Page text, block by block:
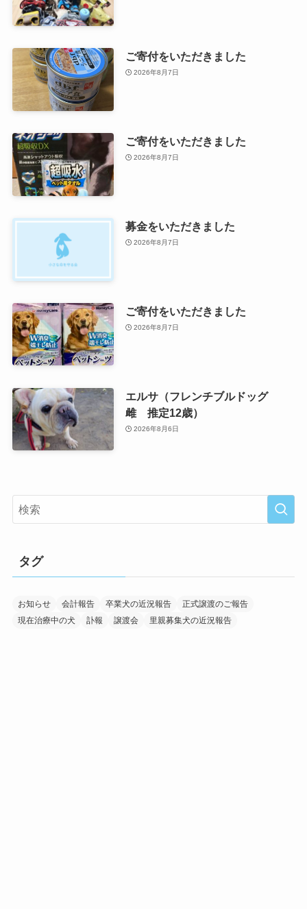
ご寄付をいただきました
2026年8月7日
ご寄付をいただきました
2026年8月7日
募金をいただきました
2026年8月7日
ご寄付をいただきました
2026年8月7日
エルサ（フレンチブルドッグ
雌 推定12歳）
2026年8月6日
タグ
お知らせ 会計報告 卒業犬の近況報告
正式譲渡のご報告
現在治療中の犬
訃報 譲渡会 里親募集犬の近況報告